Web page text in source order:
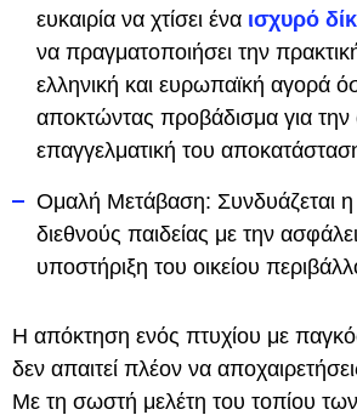
ευκαιρία να χτίσει ένα ισχυρό
να πραγματοποιήσει την
ελληνική και ευρωπαϊκή αγορά
αποκτώντας προβάδισμα για την
επαγγελματική του
Ομαλή Μετάβαση: Συνδυάζεται η
διεθνούς παιδείας με την
υποστήριξη του οικείου
Η απόκτηση ενός πτυχίου με
δεν απαιτεί πλέον να
Με τη σωστή μελέτη του τοπίου